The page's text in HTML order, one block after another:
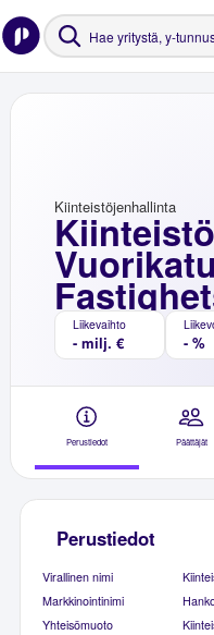
Kiinteistöjenhallinta
Liikevaihto
- milj. € - %
Perustiedot Päättäjät
Perustiedot
Virallinen nimi
Markkinointinimi
Yhteisömuoto